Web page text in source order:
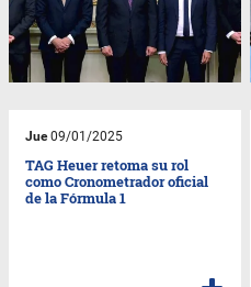
Jue09/01/2025
TAG Heuer retoma su rol
como Cronometrador oficial
de la Fórmula 1